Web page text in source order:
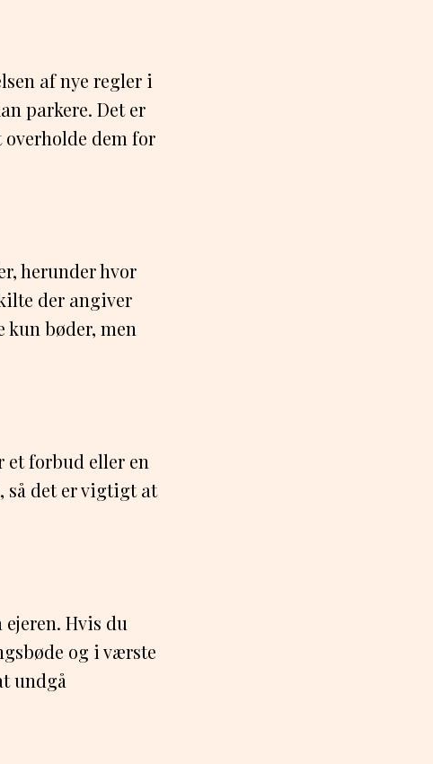
af nye regler i
parkere. Det er
dem for
herunder hvor
der angiver
bøder, men
et forbud eller en
så det er vigtigt at
Hvis du
og i værste
undgå